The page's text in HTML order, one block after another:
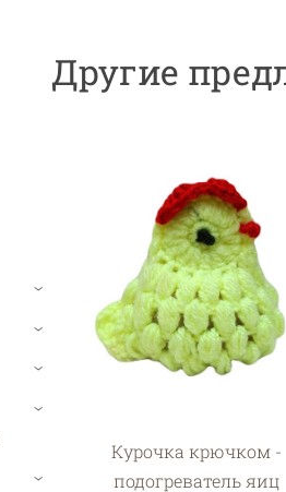
›
›
›
›
›
Другие
Курочка крючком -
подогреватель яиц